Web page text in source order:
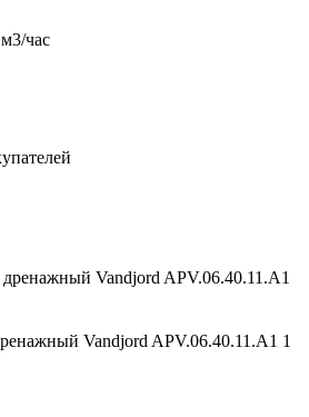
час
Vandjord APV.06.40.11.A1
Vandjord APV.06.40.11.A1 1